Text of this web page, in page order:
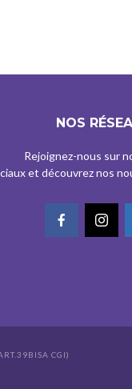
NOS
Rejoignez-nous sur
et découvrez nos
CGI)